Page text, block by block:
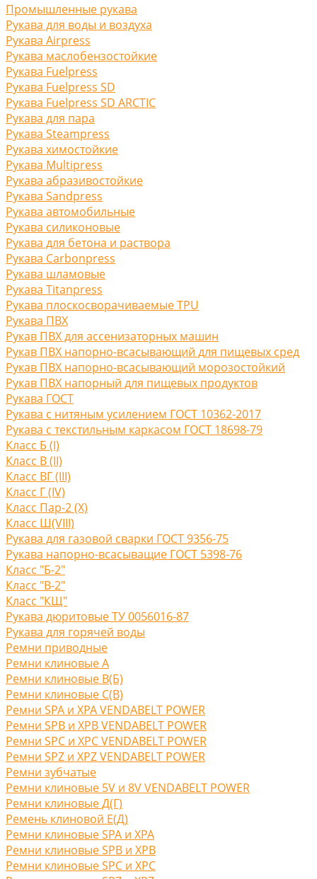
Промышленные рукава
Рукава для воды и воздуха
Рукава Airpress
Рукава маслобензостойкие
Рукава Fuelpress
Рукава Fuelpress SD
Рукава Fuelpress SD ARCTIC
Рукава для пара
Рукава Steampress
Рукава химостойкие
Рукава Multipress
Рукава абразивостойкие
Рукава Sandpress
Рукава автомобильные
Рукава силиконовые
Рукава для бетона и раствора
Рукава Carbonpress
Рукава шламовые
Рукава Titanpress
Рукава плоскосворачиваемые TPU
Рукава ПВХ
Рукав ПВХ для ассенизаторных машин
Рукав ПВХ напорно-всасывающий для пищевых сред
Рукав ПВХ напорно-всасывающий морозостойкий
Рукав ПВХ напорный для пищевых продуктов
Рукава ГОСТ
Рукава с нитяным усилением ГОСТ 10362-2017
Рукава с текстильным каркасом ГОСТ 18698-79
Класс Б (I)
Класс В (II)
Класс ВГ (III)
Класс Г (IV)
Класс Пар-2 (X)
Класс Ш(VIII)
Рукава для газовой сварки ГОСТ 9356-75
Рукава напорно-всасыващие ГОСТ 5398-76
Класс "Б-2"
Класс "В-2"
Класс "КЩ"
Рукава дюритовые ТУ 0056016-87
Рукава для горячей воды
Ремни приводные
Ремни клиновые A
Ремни клиновые В(Б)
Ремни клиновые С(B)
Ремни SPA и XPA VENDABELT POWER
Ремни SPB и XPB VENDABELT POWER
Ремни SPC и XPC VENDABELT POWER
Ремни SPZ и XPZ VENDABELT POWER
Ремни зубчатые
Ремни клиновые 5V и 8V VENDABELT POWER
Ремни клиновые Д(Г)
Ремень клиновой Е(Д)
Ремни клиновые SPA и XPA
Ремни клиновые SPB и XPB
Ремни клиновые SPC и XPC